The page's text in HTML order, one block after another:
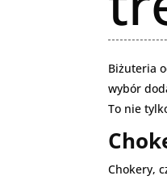
Biżuteria
wybór
To nie
Chokery,